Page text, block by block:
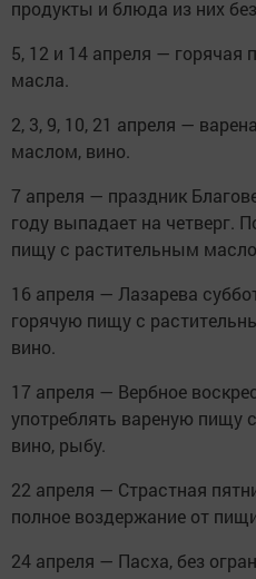
продукты и блюда из них
5, 12 и 14 апреля — горячая
масла.
2, 3, 9, 10, 21 апреля —
маслом, вино.
7 апреля — праздник
году выпадает на четверг.
пищу с растительным
16 апреля — Лазарева
горячую пищу с
вино.
17 апреля — Вербное
употреблять вареную пищу
вино, рыбу.
22 апреля — Страстная
полное воздержание от
24 апреля — Пасха, без